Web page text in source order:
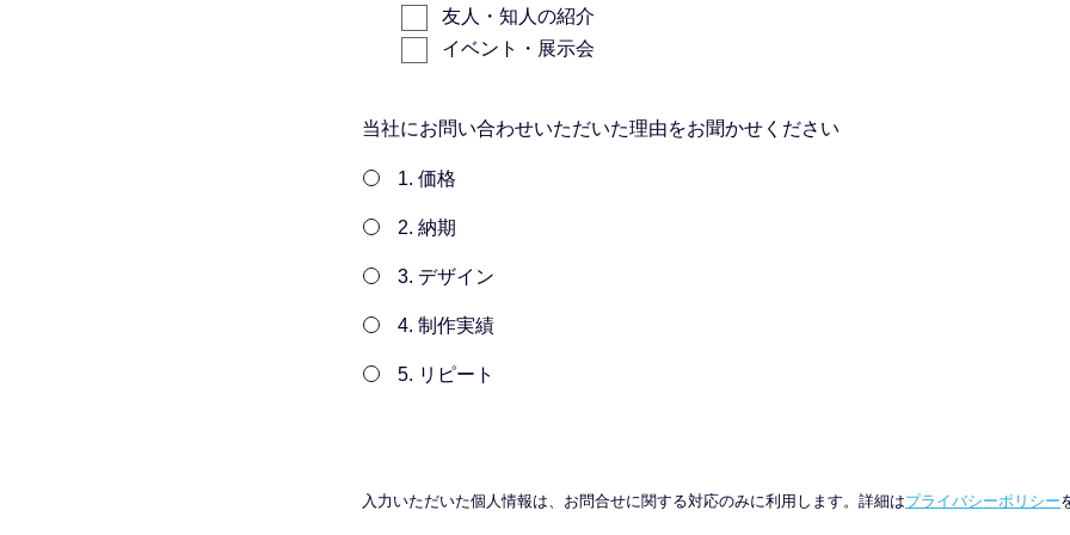
友人・知人の紹介
イベント・展示会
当社にお問い合わせいただいた理由をお聞かせください
1. 価格
2. 納期
3. デザイン
4. 制作実績
5. リピート
入力いただいた個人情報は、お問合せに関する対応のみに利用します。詳細はプライバシーポリシー